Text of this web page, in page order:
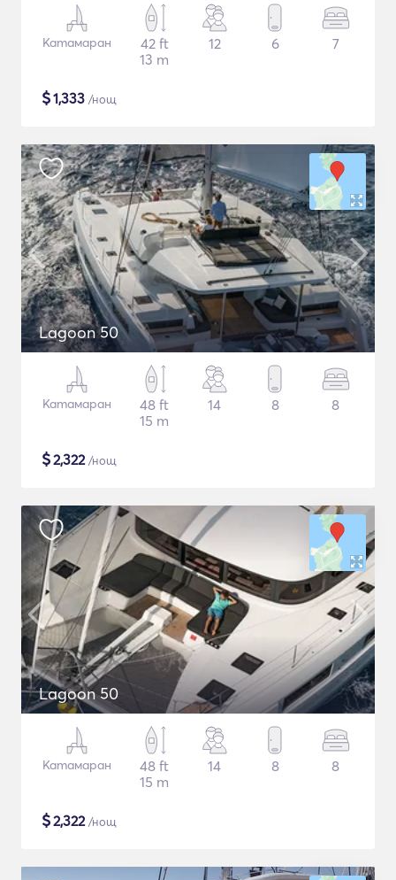
Катамаран
42 ft
13 m
12 6 7
$1,333 /нощ
Lagoon 50
Катамаран
48 ft
15 m
14 8 8
$2,322/нощ
Lagoon 50
Катамаран
48 ft
15 m
14 8 8
$2,322/нощ